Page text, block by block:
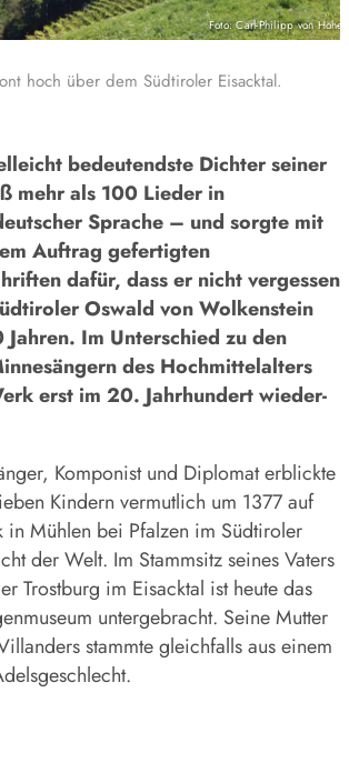
Foto: Carl-Philipp von
hoch über dem Südtiroler Eisacktal.
bedeutendste Dichter seiner
mehr als 100 Lieder in
Sprache – und sorgte mit
Auftrag gefertigten
dafür, dass er nicht vergessen
Oswald von Wolkenstein
Im Unterschied zu den
des Hochmittelalters
erst im 20. Jahrhundert wieder­
Komponist und Diplomat erblickte
Kindern vermutlich um 1377 auf
in Mühlen bei Pfalzen im Südtiroler
der Welt. Im Stammsitz seines Vaters
Trostburg im Eisacktal ist heute das
untergebracht. Seine Mutter
stammte gleichfalls aus einem